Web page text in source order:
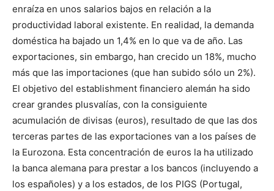
enraíza en unos salarios bajos en relación a la
productividad laboral existente. En realidad, la demanda
doméstica ha bajado un 1,4% en lo que va de año. Las
exportaciones, sin embargo, han crecido un 18%, mucho
más que las importaciones (que han subido sólo un 2%).
El objetivo del establishment financiero alemán ha sido
crear grandes plusvalías, con la consiguiente
acumulación de divisas (euros), resultado de que las dos
terceras partes de las exportaciones van a los países de
la Eurozona. Esta concentración de euros la ha utilizado
la banca alemana para prestar a los bancos (incluyendo a
los españoles) y a los estados, de los PIGS (Portugal,